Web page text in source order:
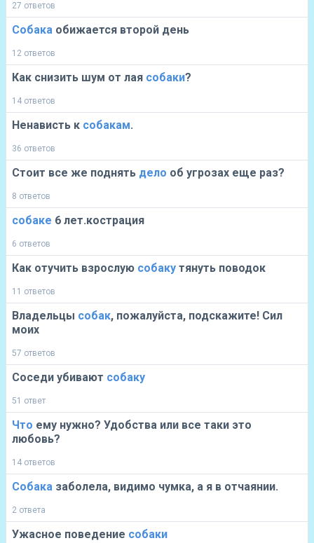
27 ответов
Собака обижается второй день
12 ответов
Как снизить шум от лая собаки?
14 ответов
Ненависть к собакам.
36 ответов
Стоит все же поднять дело об угрозах еще раз?
8 ответов
собаке 6 лет.кострация
6 ответов
Как отучить взрослую собаку тянуть поводок
11 ответов
Владельцы собак, пожалуйста, подскажите! Сил
моих
57 ответов
Соседи убивают собаку
51 ответ
Что ему нужно? Удобства или все таки это
любовь?
14 ответов
Собака заболела, видимо чумка, а я в отчаянии.
2 ответа
Ужасное поведение собаки